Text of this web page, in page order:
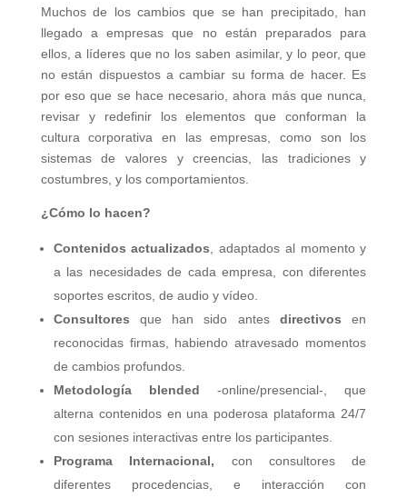
Muchos de los cambios que se han precipitado, han
llegado a empresas que no están preparados para
ellos, a líderes que no los saben asimilar, y lo peor, que
no están dispuestos a cambiar su forma de hacer. Es
por eso que se hace necesario, ahora más que nunca,
revisar y redefinir los elementos que conforman la
cultura corporativa en las empresas, como son los
sistemas de valores y creencias, las tradiciones y
costumbres, y los comportamientos.
¿Cómo lo hacen?
Contenidos actualizados , adaptados al momento y
a las necesidades de cada empresa, con diferentes
soportes escritos, de audio y vídeo.
Consultores que han sido antes directivos en
reconocidas firmas, habiendo atravesado momentos
de cambios profundos.
Metodología blended -online/presencial-, que
alterna contenidos en una poderosa plataforma 24/7
con sesiones interactivas entre los participantes.
Programa Internacional, con consultores de
diferentes procedencias, e interacción con